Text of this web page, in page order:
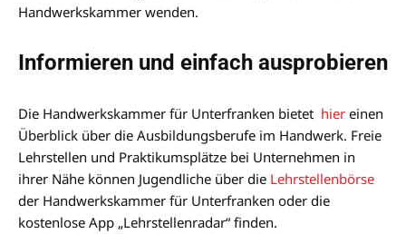
Handwerkskammer wenden.
Informieren und einfach ausprobieren
Die Handwerkskammer für Unterfranken bietet hier einen
Überblick über die Ausbildungsberufe im Handwerk. Freie
Lehrstellen und Praktikumsplätze bei Unternehmen in
ihrer Nähe können Jugendliche über die Lehrstellenbörse
der Handwerkskammer für Unterfranken oder die
kostenlose App „Lehrstellenradar“ finden.